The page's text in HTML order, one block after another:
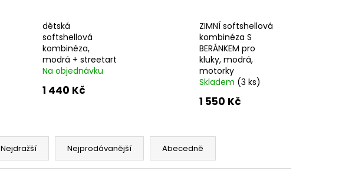
dětská
softshellová
kombinéza,
modrá + streetart
Na objednávku
1 440 Kč
ZIMNÍ softshellová
kombinéza S
BERÁNKEM pro
kluky, modrá,
motorky
Skladem (3 ks)
1 550 Kč
Nejdražší Nejprodávanější Abecedně
2 300 Kč